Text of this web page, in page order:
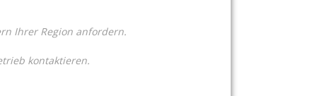
Ihrer Region anfordern.
kontaktieren.